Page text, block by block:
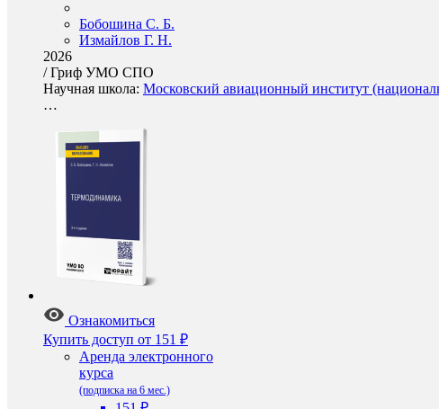
Бобошина С. Б.
Измайлов Г. Н.
2026
/Гриф УМО СПО
Научная школа: Московский авиационный институт
…
Ознакомиться
Купить доступ от 151 ₽
Аренда электронного
курса
(подписка на 6 мес.)